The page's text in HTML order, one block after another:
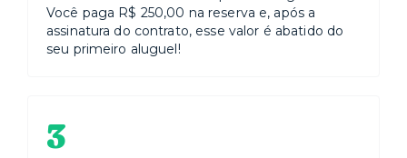
Você paga R$ 250,00 na reserva e, após a
assinatura do contrato, esse valor é abatido do
seu primeiro aluguel!
3